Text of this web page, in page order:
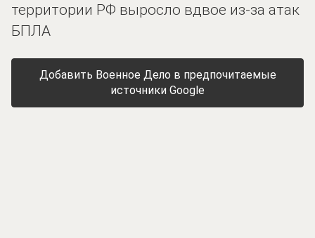
территории РФ выросло вдвое из-за атак
БПЛА
Добавить Военное Дело в предпочитаемые
источники Google